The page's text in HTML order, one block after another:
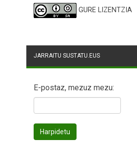
GURE LIZENTZIA
JARRAITU SUSTATU.EUS
E-postaz, mezuz mezu: